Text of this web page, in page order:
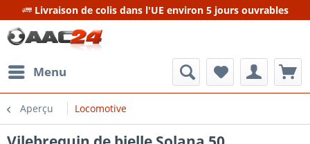
Livraison de colis dans l'UE environ 5 jours ouvrables
Menu
Aperçu Locomotive